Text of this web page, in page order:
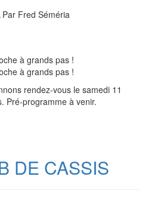
Par Fred Séméria
à grands pas !
à grands pas !
rendez-vous le samedi 11
Pré-programme à venir.
DE CASSIS